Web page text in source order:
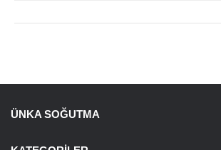
ÜNKA SOĞUTMA